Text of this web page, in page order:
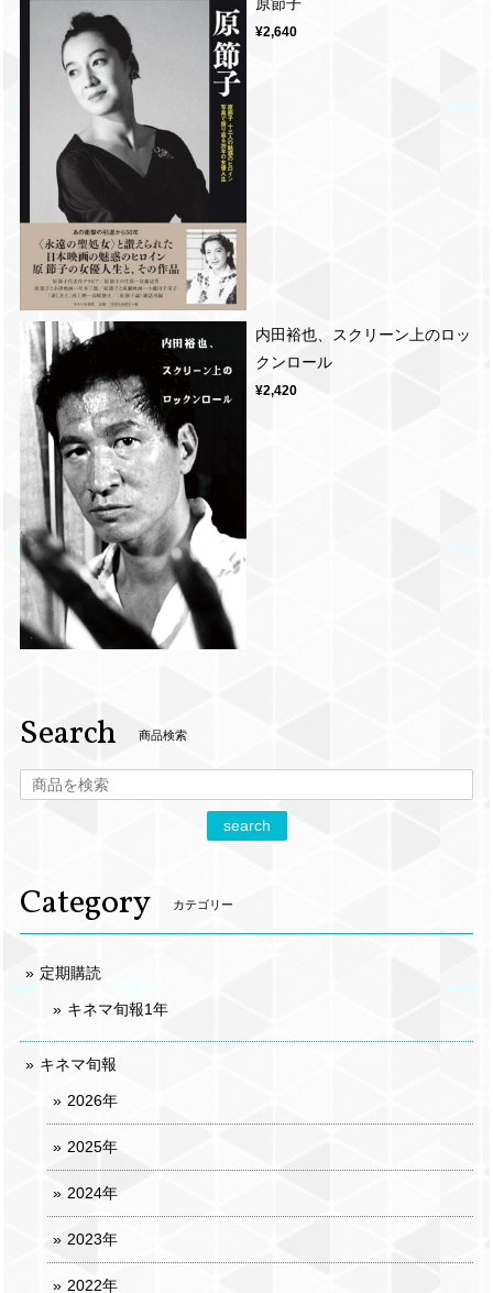
¥2,640
内田裕也、スクリーン上のロッ
クンロール
¥2,420
Search 商品検索
search
Category カテゴリー
定期購読
キネマ旬報1年
キネマ旬報
2026年
2025年
2024年
2023年
2022年